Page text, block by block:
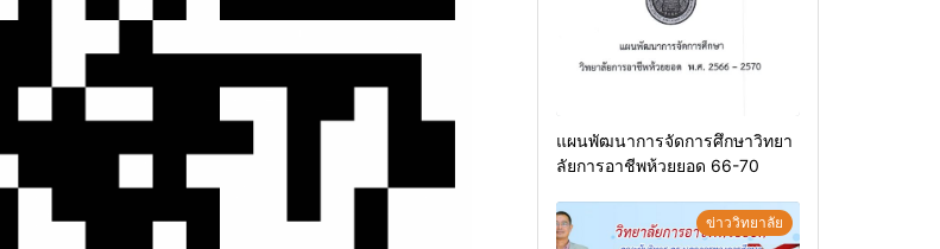
แผนพัฒนาการจัดการศึกษาวิทยา
ลัยการอาชีพห้วยยอด 66-70
ข่าววิทยาลัย